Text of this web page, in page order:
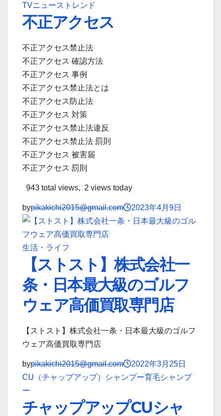
TVニューストレンド
不正アクセス
不正アクセス禁止法
不正アクセス 確認方法
不正アクセス 事例
不正アクセス禁止法とは
不正アクセス防止法
不正アクセス 対策
不正アクセス禁止法違反
不正アクセス禁止法 罰則
不正アクセス 被害届
不正アクセス 罰則
943 total views, 2 views today
bypikakichi2015@gmail.com 2023年4月9日
生活・ライフ
【ストスト】株式会社一
条・日本最大級のゴルフ
ウェア高価買取専門店
【ストスト】株式会社一条・日本最大級のゴルフ
ウェア高価買取専門店
bypikakichi2015@gmail.com
2022年3月25日
CU（チャップアップ）シャンプー育毛シャンプ
ー
チャップアップCUシャ